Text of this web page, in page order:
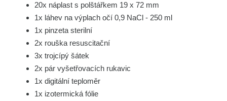
20x náplast s polštářkem 19 x 72 mm
1x láhev na výplach očí 0,9 NaCl - 250 ml
1x pinzeta sterilní
2x rouška resuscitační
3x trojcípý šátek
2x pár vyšetřovacích rukavic
1x digitální teploměr
1x izotermická fólie